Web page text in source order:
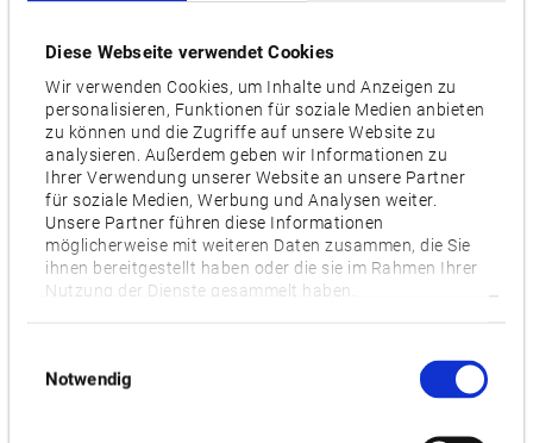
Diese Webseite verwendet Cookies
Wir verwenden Cookies, um Inhalte und Anzeigen zu
personalisieren, Funktionen für soziale Medien anbieten
zu können und die Zugriffe auf unsere Website zu
analysieren. Außerdem geben wir Informationen zu
Ihrer Verwendung unserer Website an unsere Partner
für soziale Medien, Werbung und Analysen weiter.
Unsere Partner führen diese Informationen
möglicherweise mit weiteren Daten zusammen, die Sie
ihnen bereitgestellt haben oder die sie im Rahmen Ihrer
Nutzung der Dienste gesammelt haben.
Notwendig
ZUGEHÖRIGE PRODUKTE:
GP-47N